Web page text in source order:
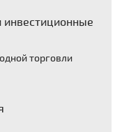
торговли